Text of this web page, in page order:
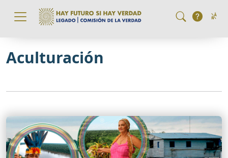
Pasar al contenido principal
Aculturación